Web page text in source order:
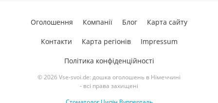
© 2026 Vse-svoi.de: дошка оголошень в Німеччині
- всі права захищені
Оголошення Компанії Блог Карта сайту
Контакти Карта регіонів Impressum
Політика конфіденційності